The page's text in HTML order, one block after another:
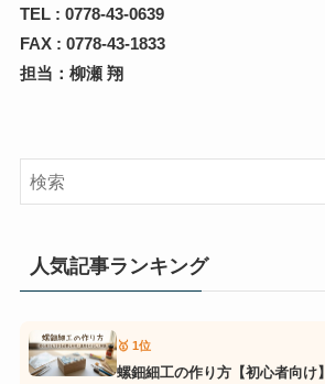
TEL : 0778-43-0639
FAX : 0778-43-1833
担当：柳瀬 翔
人気記事ランキング
🥇 1位
螺鈿細工の作り方【初心者向け】